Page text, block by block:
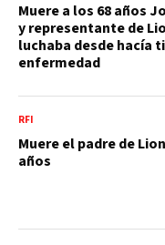
Muere a los 68 años
y representante de
luchaba desde hacía
enfermedad
RFI
Muere el padre de
años